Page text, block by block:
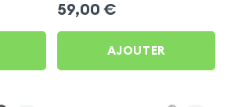
59,00 €
AJOUTER